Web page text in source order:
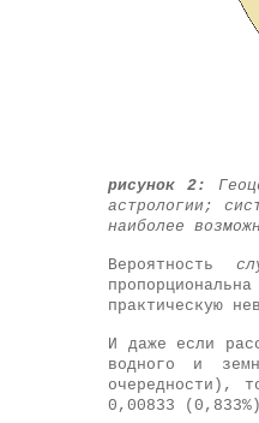
рисунок 2:
астрологии;
наиболее
Вероятность
практическую
И даже если
водного и
очередности),
0,00833